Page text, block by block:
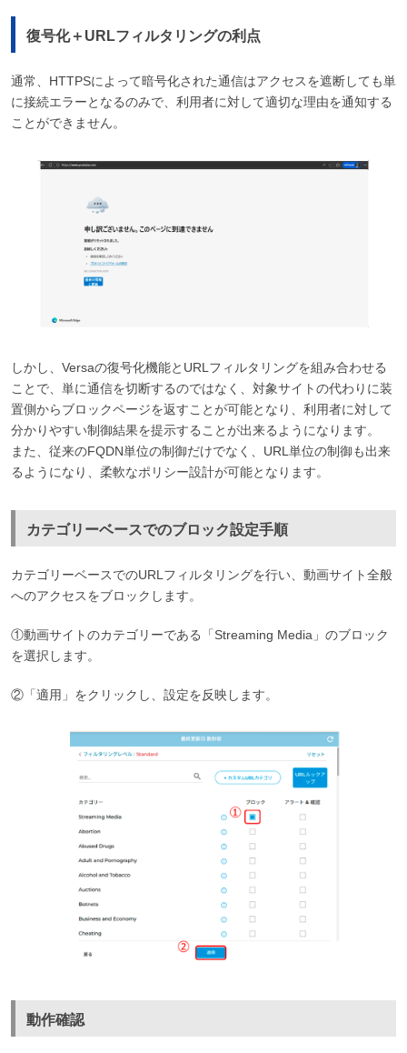
復号化＋URLフィルタリングの利点
通常、HTTPSによって暗号化された通信はアクセスを遮断しても単
に接続エラーとなるのみで、利用者に対して適切な理由を通知する
ことができません。
しかし、Versaの復号化機能とURLフィルタリングを組み合わせる
ことで、単に通信を切断するのではなく、対象サイトの代わりに装
置側からブロックページを返すことが可能となり、利用者に対して
分かりやすい制御結果を提示することが出来るようになります。
また、従来のFQDN単位の制御だけでなく、URL単位の制御も出来
るようになり、柔軟なポリシー設計が可能となります。
カテゴリーベースでのブロック設定手順
カテゴリーベースでのURLフィルタリングを行い、動画サイト全般
へのアクセスをブロックします。
①動画サイトのカテゴリーである「Streaming Media」のブロック
を選択します。
②「適用」をクリックし、設定を反映します。
動作確認